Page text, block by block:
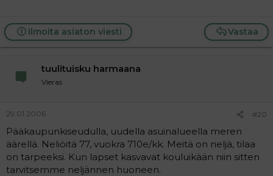
Vastaa
Ilmoita asiaton viesti
tuulituisku harmaana
Vieras
29.01.2006 #20
Pääkaupunkiseudulla, uudella asuinalueella meren
äärellä. Neliöitä 77, vuokra 710e/kk. Meitä on neljä, tilaa
on tarpeeksi. Kun lapset kasvavat kouluikään niin sitten
tarvitsemme neljännen huoneen.